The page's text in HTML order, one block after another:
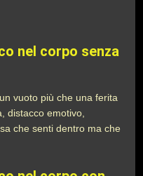
nel corpo senza
vuoto più che una ferita
distacco emotivo,
che senti dentro ma che